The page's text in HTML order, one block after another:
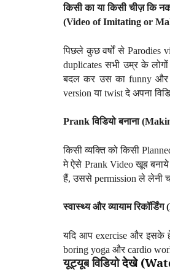
किसी का या किसी चीज़ कि
(Video ofImitating or
पिछले कुछ वर्षों से Parodies
duplicates सभी उम्र के
बदल कर उस का funny और
version या twist दे अपना
Prank विडियो बनाना (
किसी व्यक्ति को किसी
मे ऐसे Prank Videoखूब बनाये
हैं, उससे permission ले लेनी
स्वास्थ्य और व्यायाम रिकॉर्डिंग (
यदि आप exercise और इसके
boring yoga और cardio
यूट्यूब विडियो देखे (